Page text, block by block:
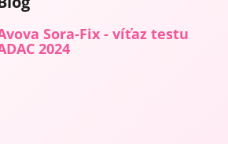
Sora-Fix - víťaz testu
2024